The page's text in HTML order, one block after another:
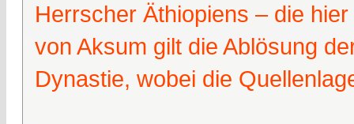
Herrscher Äthiopiens – die
von Aksum gilt die Ablösung
Dynastie, wobei die